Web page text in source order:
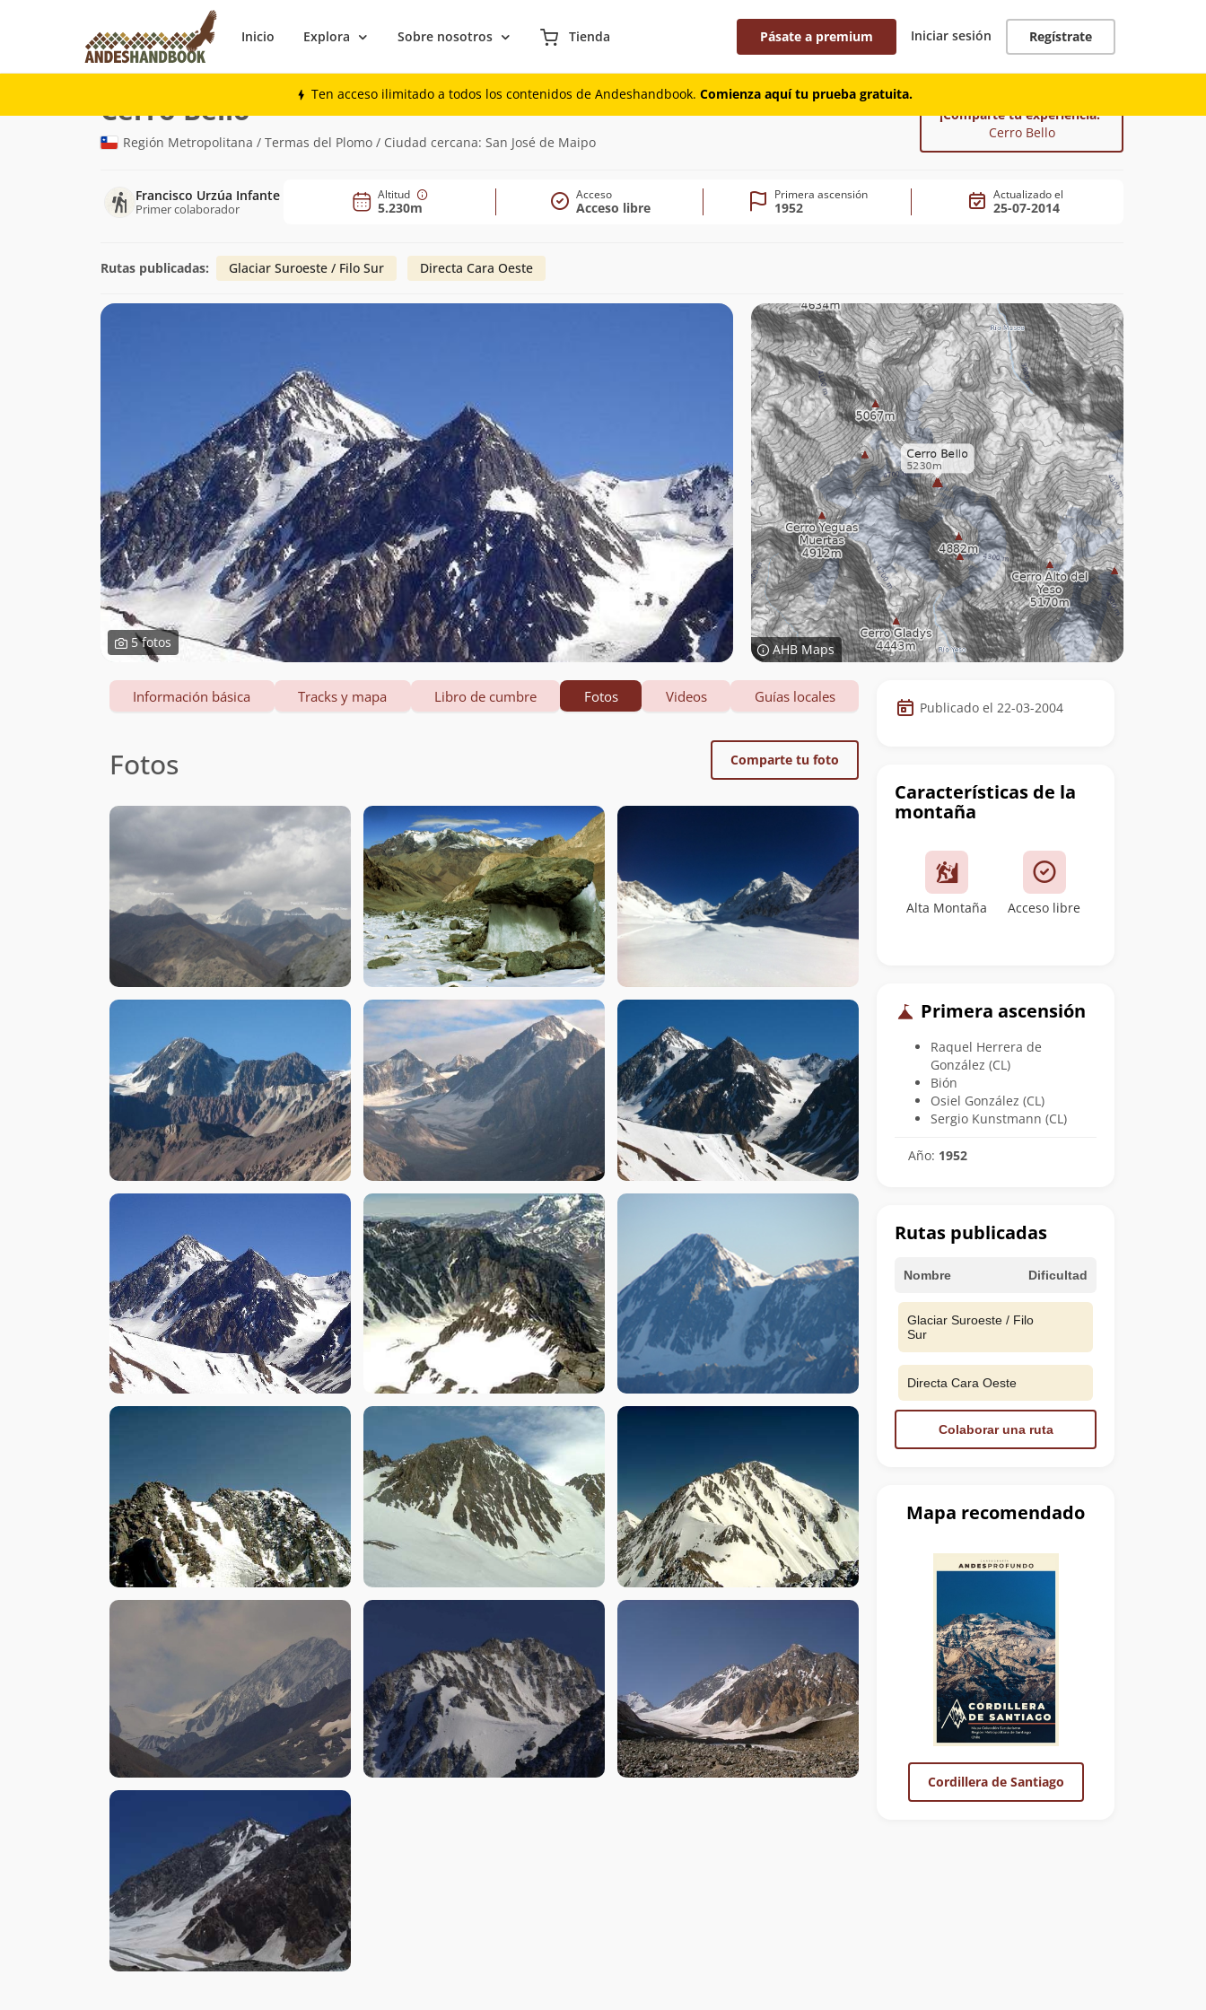
Inicio Explora Sobre nosotros Tienda Pásate a premium Iniciar sesión Regístrate
Ten acceso ilimitado a todos los contenidos de Andeshandbook. Comienza aquí tu prueba gratuita.
Montaña
Cerro Bello (5.230m)
Región Metropolitana / Termas del Plomo / Ciudad cercana: San José de Maipo
¡Comparte tu experiencia!
Cerro Bello
Francisco Urzúa Infante
Primer colaborador
Altitud
5.230m
Acceso
Acceso libre
Primera ascensión
1952
Actualizado el
25-07-2014
Rutas publicadas: Glaciar Suroeste / Filo Sur Directa Cara Oeste
5 fotos AHB Maps
Datos
de
cumbre
Publicado el 22-03-2004
Características de la
montaña
Alta Montaña Acceso libre
Primera ascensión
Raquel Herrera de
González (CL)
Bión
Osiel González (CL)
Sergio Kunstmann (CL)
Año: 1952
Rutas publicadas
Nombre Dificultad
Glaciar Suroeste / Filo
Sur
Directa Cara Oeste
Colaborar una ruta
Mapa recomendado
Cordillera de Santiago
Información básica Tracks y mapa Libro de cumbre Fotos Videos Guías locales
Fotos Comparte tu foto